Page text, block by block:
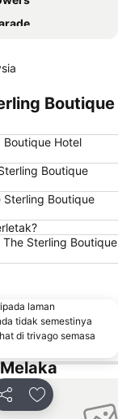
Melaka
Kling
Saint Paul
Boutique
Hotel
Boutique
Boutique
Sterling Boutique
laman
tidak semestinya
di trivago semasa
Kongsi Tambah ke